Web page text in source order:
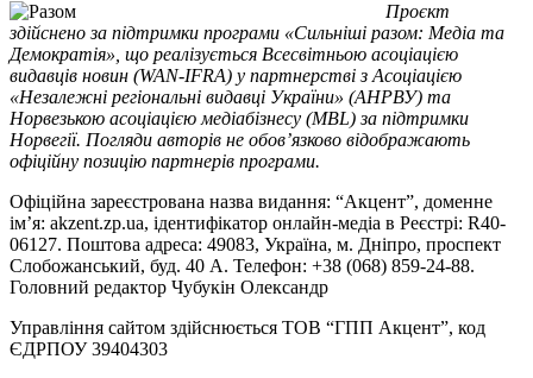
Проєкт
здійснено за підтримки програми «Сильніші разом: Медіа та
Демократія», що реалізується Всесвітньою асоціацією
видавців новин (WAN-IFRA) у партнерстві з Асоціацією
«Незалежні регіональні видавці України» (АНРВУ) та
Норвезькою асоціацією медіабізнесу (MBL) за підтримки
Норвегії. Погляди авторів не обов’язково відображають
офіційну позицію партнерів програми.
Офіційна зареєстрована назва видання: “Акцент”, доменне
ім’я: akzent.zp.ua, ідентифікатор онлайн-медіа в Реєстрі: R40-
06127. Поштова адреса: 49083, Україна, м. Дніпро, проспект
Слобожанський, буд. 40 А. Телефон: +38 (068) 859-24-88.
Головний редактор Чубукін Олександр
Управління сайтом здійснюється ТОВ “ГПП Акцент”, код
ЄДРПОУ 39404303